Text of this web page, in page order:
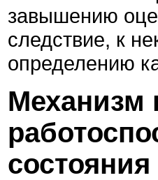
завышению
следствие, к
определению
Механизм
состояния